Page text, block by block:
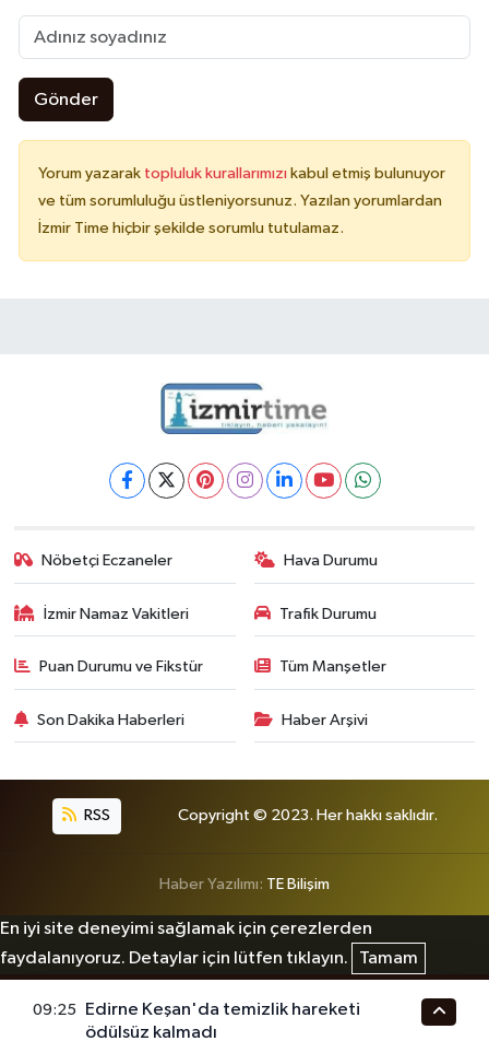
Gönder
Yorum yazarak topluluk kurallarımızı kabul etmiş bulunuyor
ve tüm sorumluluğu üstleniyorsunuz. Yazılan yorumlardan
İzmir Time hiçbir şekilde sorumlu tutulamaz.
Nöbetçi Eczaneler Hava Durumu
İzmir Namaz Vakitleri Trafik Durumu
Puan Durumu ve Fikstür Tüm Manşetler
Son Dakika Haberleri Haber Arşivi
RSS Copyright © 2023. Her hakkı saklıdır.
Haber Yazılımı: TE Bilişim
En iyi site deneyimi sağlamak için çerezlerden
faydalanıyoruz. Detaylar için lütfen tıklayın.
Tamam
09:25
Edirne Keşan'da temizlik hareketi
ödülsüz kalmadı